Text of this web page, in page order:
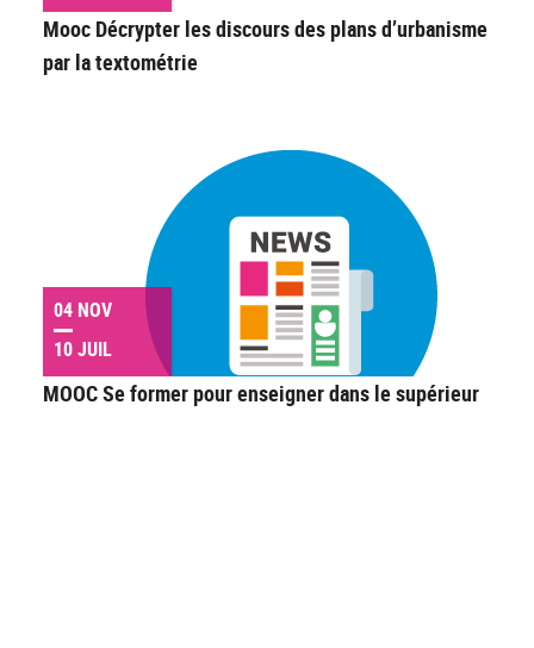
Mooc Décrypter les discours des plans d’urbanisme
par la textométrie
04 NOV
10 JUIL
MOOC Se former pour enseigner dans le supérieur